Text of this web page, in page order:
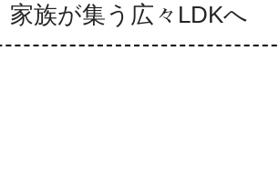
族が集う広々LDKへ